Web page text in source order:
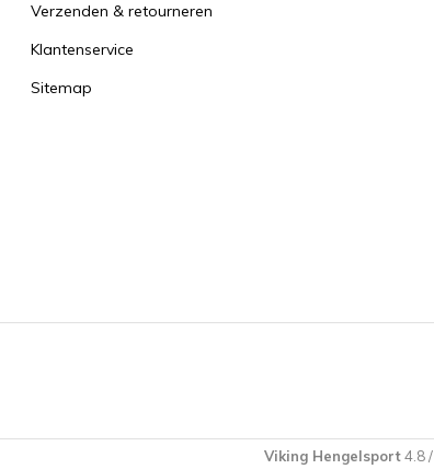
Verzenden & retourneren
Klantenservice
Sitemap
Viking Hengelsport4.8/